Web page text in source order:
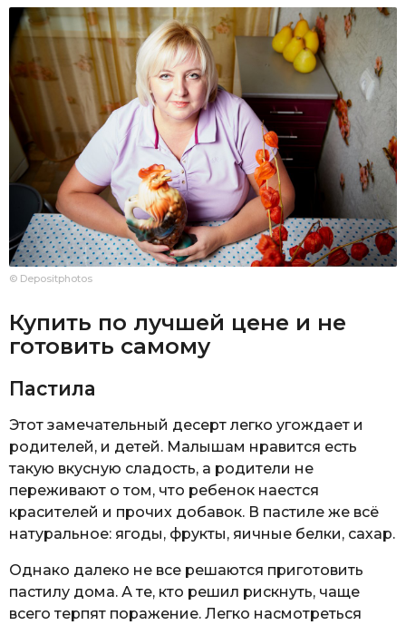
© Depositphotos
Купить по лучшей цене и не
готовить самому
Пастила
Этот замечательный десерт легко угождает и
родителей, и детей. Малышам нравится есть
такую вкусную сладость, а родители не
переживают о том, что ребенок наестся
красителей и прочих добавок. В пастиле же всё
натуральное: ягоды, фрукты, яичные белки, сахар.
Однако далеко не все решаются приготовить
пастилу дома. А те, кто решил рискнуть, чаще
всего терпят поражение. Легко насмотреться